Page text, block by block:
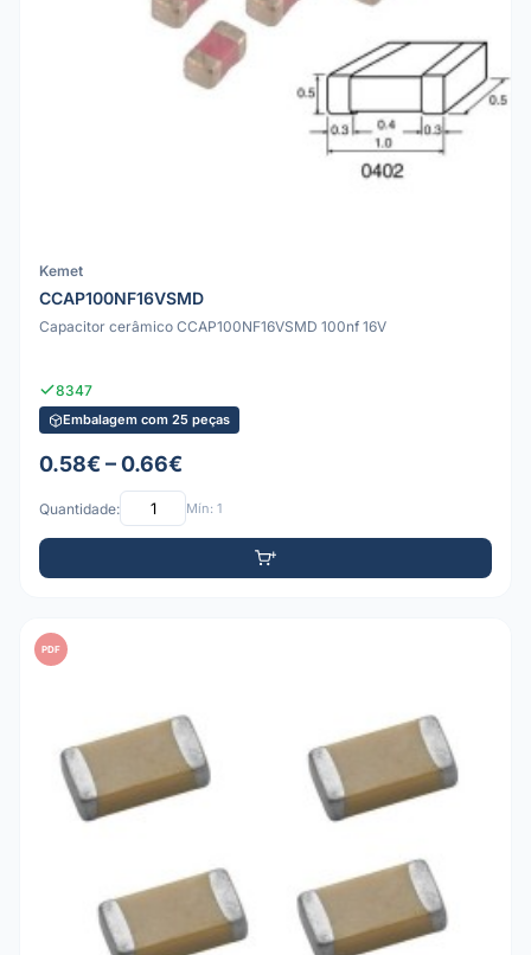
Kemet
CCAP100NF16VSMD
Capacitor cerâmico CCAP100NF16VSMD 100nf 16V
8347
Embalagem com 25 peças
0.58€ – 0.66€
Quantidade: Mín: 1
PDF